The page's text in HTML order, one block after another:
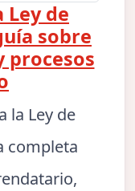
Ley de
sobre
procesos
la Ley de
completa